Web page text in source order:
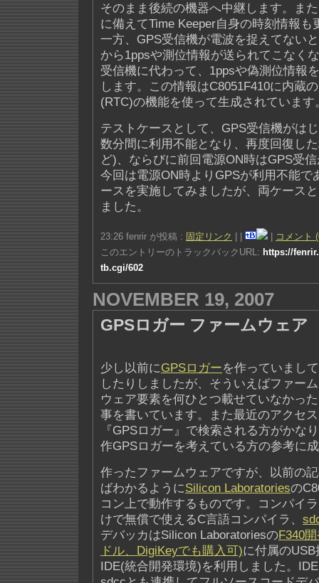
そのまま後続の機器へ中継します。ま
に備えてTime Keeper自身の時刻情報も
一方、GPS受信機が電波を捉えてない
から1ppsや測位情報が送られてこなく
受信機に代わって、1ppsや偽測位情報
します。この情報はC8051F410に内蔵
(RTC)の機能を使って生成されています
テストケースとして、GPS受信機がは
数分間に利用不能となり、再度回復し
ど)、ならびに前回電源ON時はGPS受
今回は電源ON時よりGPSが利用不能で
ースを実施してみましたが、両ケース
ました。
23:26 fenrir が投稿 : 固定リンク
コメント
このエントリーのトラックバックURL: https://
tb.cgi/602
NOVEMBER 19, 2007
GPSロガー ファームウェア
少し以前にGPSロガーを作っていまし
したりしましたが、そういえばファー
ウェア要素を何ひとつ載せていなかっ
事を書いています。また最近のアクセ
『GPSロガー』で検索される方がかな
作GPSロガーを考えている方の参考に
作ったファームウェアですが、以前の
ばわかるようにSilicon Laboratoriesの
コン上で動作するものです。コンパイ
けで無償で使えるC言語コンパイラ、
デバッカはSilicon LaboratoriesのF340
ドル、DigiKeyでも購入可)に付属の
IDE(統合開発環境)を利用しました。